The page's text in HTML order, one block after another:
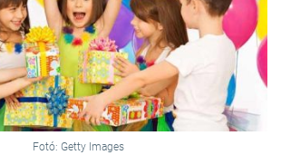
Fotó: Getty Images